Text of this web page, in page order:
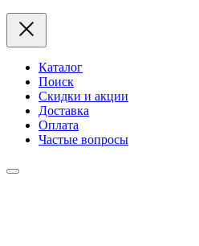
Каталог
Поиск
Скидки и акции
Доставка
Оплата
Частые вопросы